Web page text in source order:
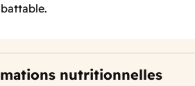
nutritionnelles